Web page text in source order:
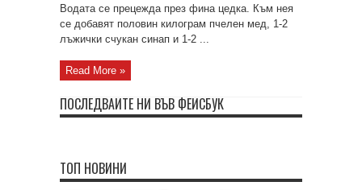
Водата се прецежда през фина цедка. Към нея
се добавят половин килограм пчелен мед, 1-2
лъжички счукан синап и 1-2 ...
Read More »
ПОСЛЕДВАЙТЕ НИ ВЪВ ФЕЙСБУК
ТОП НОВИНИ